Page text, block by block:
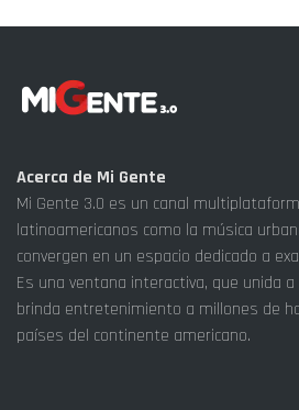
Acerca de Mi Gente
Mi Gente 3.0 es un canal
latinoamericanos como la música
convergen en un espacio dedicado a
Es una ventana interactiva, que unida
brinda entretenimiento a millones de
países del continente americano.